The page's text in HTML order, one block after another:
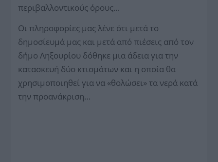
περιβαλλοντικούς όρους…
Οι πληροφορίες μας λένε ότι μετά το
δημοσίευμά μας και μετά από πιέσεις από τον
δήμο Ληξουρίου δόθηκε μια άδεια για την
κατασκευή δύο κτισμάτων και η οποία θα
χρησιμοποιηθεί για να «θολώσει» τα νερά κατά
την προανάκριση…